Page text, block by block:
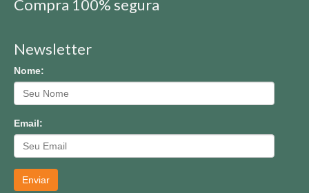
Compra 100% segura
Newsletter
Nome:
Email:
Enviar